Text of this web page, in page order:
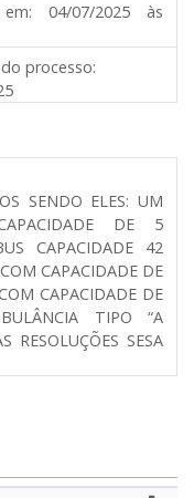
em: 04/07/2025 às
processo:
SENDO ELES: UM
DE 5
CAPACIDADE 42
CAPACIDADE DE
CAPACIDADE DE
TIPO “A
RESOLUÇÕES SESA